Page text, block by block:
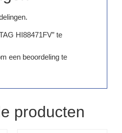
HI88471FV” te
een beoordeling te
producten